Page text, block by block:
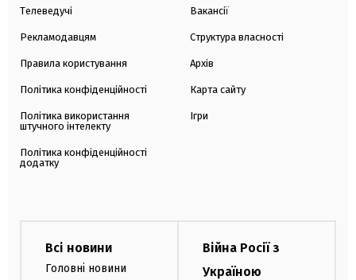
Телеведучі
Рекламодавцям
Правила користування
Політика конфіденційності
Політика використання
штучного інтелекту
Політика конфіденційності
додатку
Вакансії
Структура власності
Архів
Карта сайту
Ігри
Всі новини
Головні новини
Війна Росії з
Україною